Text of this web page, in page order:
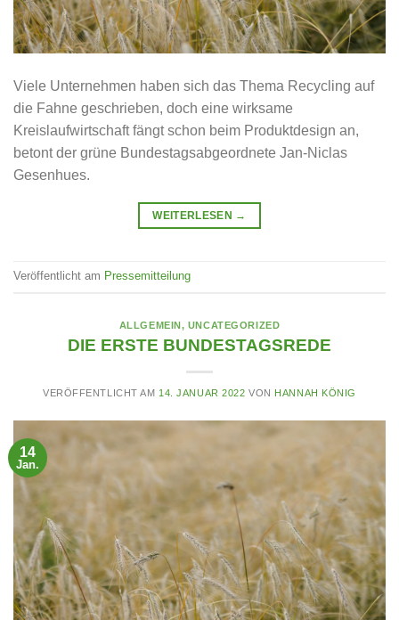
Viele Unternehmen haben sich das Thema Recycling auf
die Fahne geschrieben, doch eine wirksame
Kreislaufwirtschaft fängt schon beim Produktdesign an,
betont der grüne Bundestagsabgeordnete Jan-Niclas
Gesenhues.
WEITERLESEN →
Veröffentlicht am Pressemitteilung
ALLGEMEIN, UNCATEGORIZED
DIE ERSTE BUNDESTAGSREDE
VERÖFFENTLICHT AM 14. JANUAR 2022 VON HANNAH KÖNIG
14
Jan.